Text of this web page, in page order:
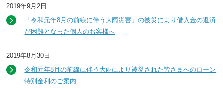
2019年9月2日
「令和元年8月の前線に伴う大雨災害」の被災により借入金の返済
が困難となった個人のお客様へ
2019年8月30日
令和元年8月の前線に伴う大雨により被災された皆さまへのローン
特別金利のご案内